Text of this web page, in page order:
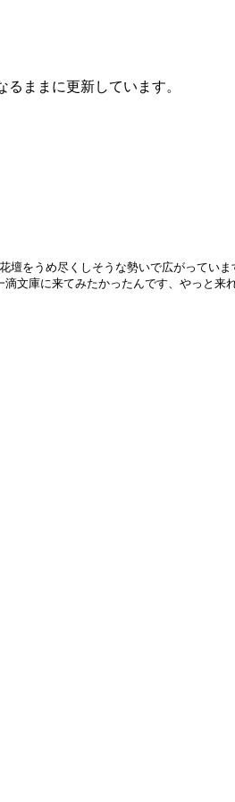
ままに更新しています。
をうめ尽くしそうな勢いで広がっていま
滴文庫に来てみたかったんです、やっと